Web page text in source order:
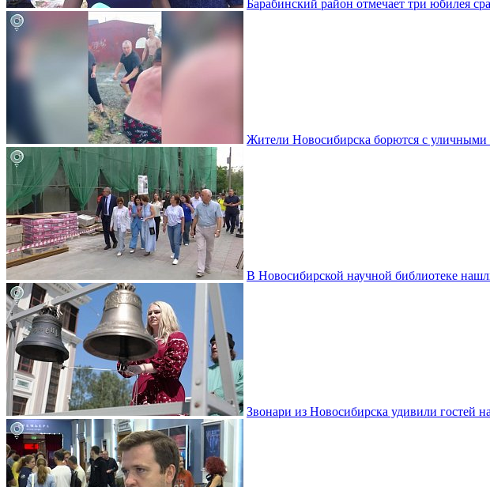
Барабинский район отмечает три юбилея
Жители Новосибирска борются с уличными
В Новосибирской научной библиотеке
Звонари из Новосибирска удивили гостей